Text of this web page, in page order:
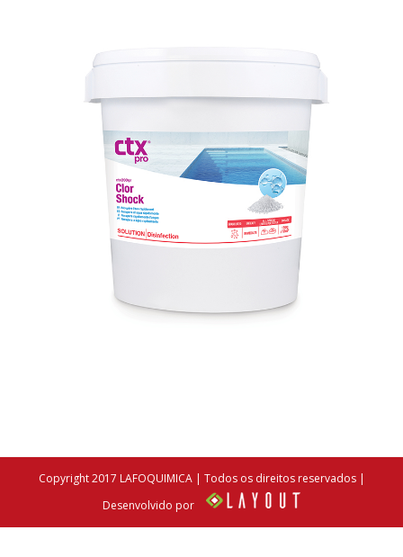
Copyright 2017 LAFOQUIMICA | Todos os direitos reservados |
Desenvolvido por